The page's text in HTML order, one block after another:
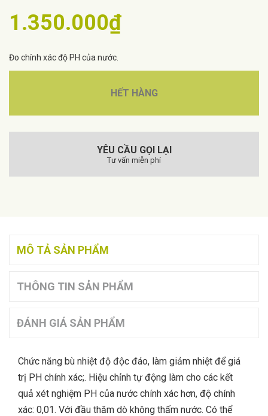
1.350.000₫
Đo chính xác độ PH của nước.
HẾT HÀNG
YÊU CẦU GỌI LẠI
Tư vấn miễn phí
MÔ TẢ SẢN PHẨM
THÔNG TIN SẢN PHẨM
ĐÁNH GIÁ SẢN PHẨM
Chức năng bù nhiệt độ độc đáo, làm giảm nhiệt để giá
trị PH chính xác;. Hiệu chỉnh tự động làm cho các kết
quả xét nghiệm PH của nước chính xác hơn, độ chính
xác: 0,01. Với đầu thăm dò không thấm nước. Có thể